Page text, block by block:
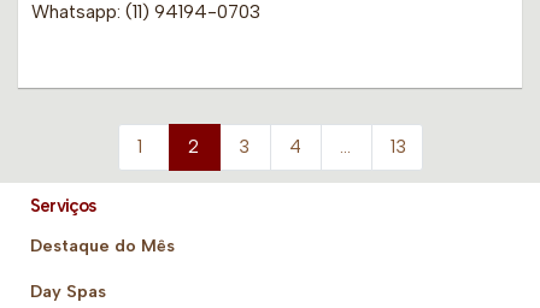
Whatsapp: (11) 94194-0703
1 2 3 4 … 13
Serviços
Destaque do Mês
Day Spas